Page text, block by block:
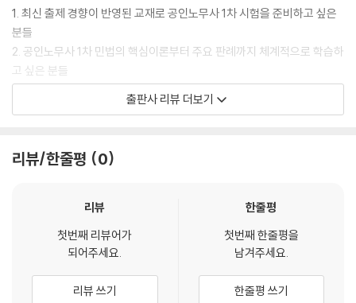
제2절 계약의 성립 336
제3절 계약의 효력 349
제4절 계약의 해제와 해지 367
제2장 계약각론
제4절 소비대차 413
제6절 임대차 419
제8절 도급 476
제9절 여행계약 486
제10절 현상광고 488
제11절 위임 490
1. 최신 출제 경향이 반영된 교재로 공인노무사 1차 시험을 준비하고 싶은
분들
2. 공인노무사 1차 민법의 핵심이론부터 주요 판례까지 체계적으로 학습하
고 싶은 분들
[해커스 교재만의 특장점]
1) 시험에 자주 출제되는 이론부터 중요 판례까지 폭넓게 수록되어 있어,
2) 최신 판례 및 출제경향을 반영하여 공인노무사 1차 시험에 효과적으로
2. 다양한 학습 장치를 통한 효율적인 학습 가능
1) ‘결ZIP’ 코너를 통해 일목요연하게 개념을 이해할 수 있도록 하였습니
출판사 리뷰 더보기
리뷰/한줄평 0
리뷰
첫번째 리뷰어가
되어주세요.
리뷰 쓰기
한줄평
첫번째 한줄평을
남겨주세요.
한줄평 쓰기